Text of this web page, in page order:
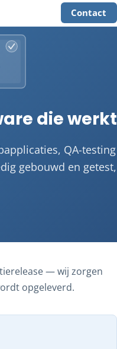
Contact
die werkt
QA-testing
gebouwd en getest,
— wij zorgen
opgeleverd.